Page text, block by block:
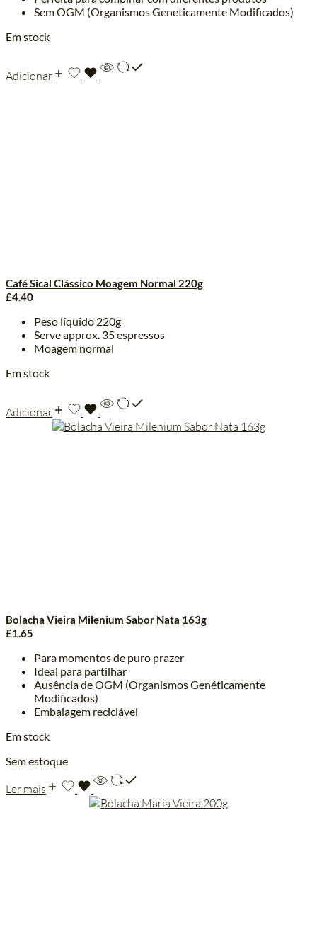
Sem OGM (Organismos Geneticamente Modificados)
Em stock
Adicionar
Café Sical Clássico Moagem Normal 220g
£4.40
Peso líquido 220g
Serve approx. 35 espressos
Moagem normal
Em stock
Adicionar
Bolacha Vieira Milenium Sabor Nata 163g
£1.65
Para momentos de puro prazer
Ideal para partilhar
Ausência de OGM (Organismos Genéticamente
Modificados)
Embalagem reciclável
Em stock
Sem estoque
Ler mais